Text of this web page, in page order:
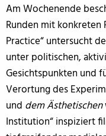
Am Wochenende
Runden mit konkreten
Practice“ untersucht
unter politischen,
Gesichtspunkten und
Verortung des
und dem Ästhetischen
Institution“ inspiziert